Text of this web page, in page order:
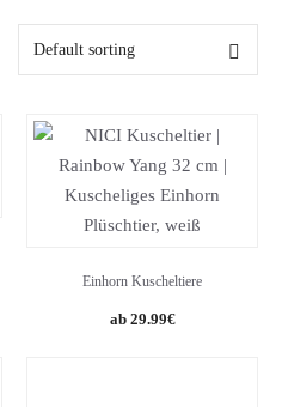
Einhorn Kuscheltiere
Original
29.99€Current